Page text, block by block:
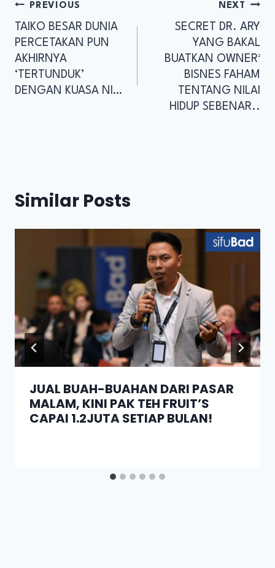
PREVIOUS
TAIKO BESAR DUNIA
PERCETAKAN PUN
AKHIRNYA
‘TERTUNDUK’
DENGAN KUASA NI…
NEXT
SECRET DR. ARY
YANG BAKAL
BUATKAN OWNER²
BISNES FAHAM
TENTANG NILAI
HIDUP SEBENAR..
Similar Posts
JUAL BUAH-BUAHAN DARI PASAR
MALAM, KINI PAK TEH FRUIT’S
CAPAI 1.2JUTA SETIAP BULAN!